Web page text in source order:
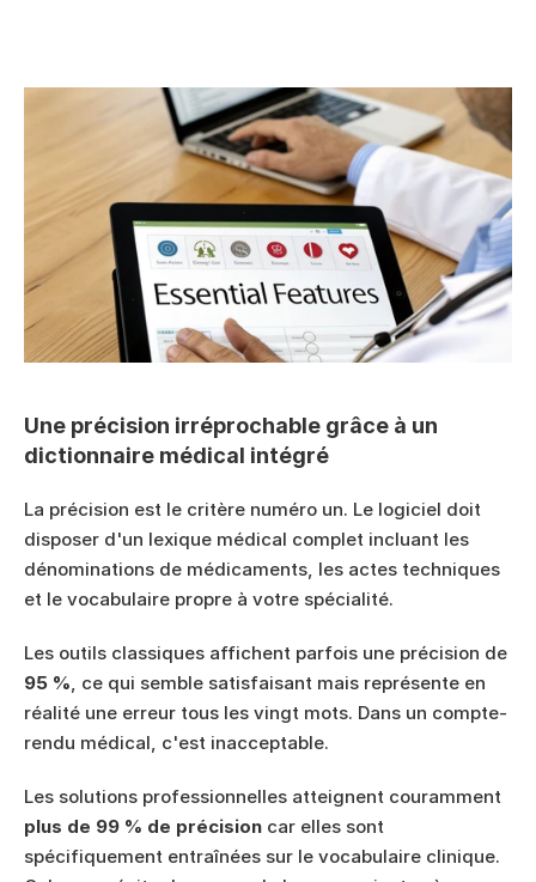
Une précision irréprochable grâce à un
dictionnaire médical intégré
La précision est le critère numéro un. Le logiciel doit
disposer d'un lexique médical complet incluant les
dénominations de médicaments, les actes techniques
et le vocabulaire propre à votre spécialité.
95 %, ce qui semble satisfaisant mais représente en
réalité une erreur tous les vingt mots. Dans un compte-
rendu médical, c'est inacceptable.
plus de 99 % de précision car elles sont
spécifiquement entraînées sur le vocabulaire clinique.